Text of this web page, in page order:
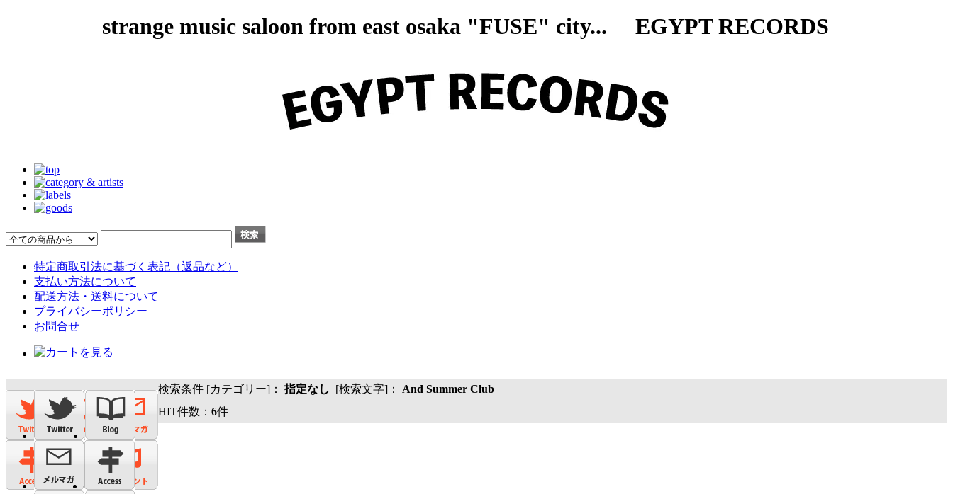
strange music saloon from east osaka "FUSE" city... EGYPT RECORDS
特定商取引法に基づく表記（返品など）
支払い方法について
配送方法・送料について
プライバシーポリシー
お問合せ
検索条件 [カテゴリー]： 指定なし [検索文字]： And Summer Club
HIT件数： 6件